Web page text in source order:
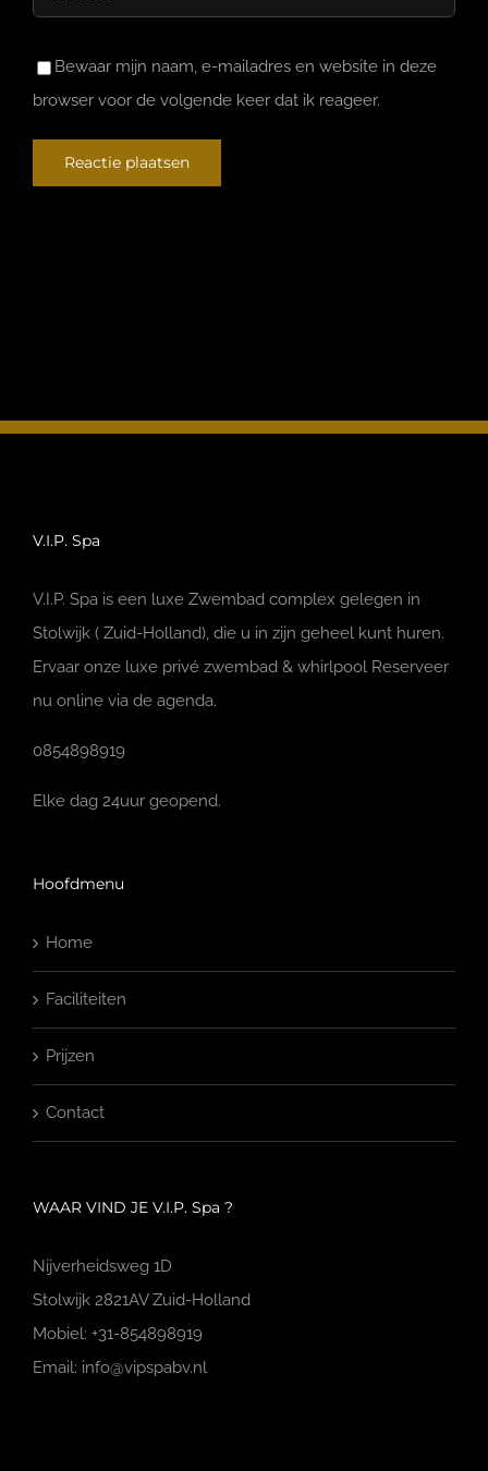
Bewaar mijn naam, e-mailadres en website in deze
browser voor de volgende keer dat ik reageer.
V.I.P. Spa
V.I.P. Spa is een luxe Zwembad complex gelegen in
Stolwijk ( Zuid-Holland), die u in zijn geheel kunt huren.
Ervaar onze luxe privé zwembad & whirlpool Reserveer
nu online via de agenda.
0854898919
Elke dag 24uur geopend.
Hoofdmenu
Home
Faciliteiten
Prijzen
Contact
WAAR VIND JE V.I.P. Spa ?
Nijverheidsweg 1D
Stolwijk 2821AV Zuid-Holland
Mobiel: +31-854898919
Email: info@vipspabv.nl